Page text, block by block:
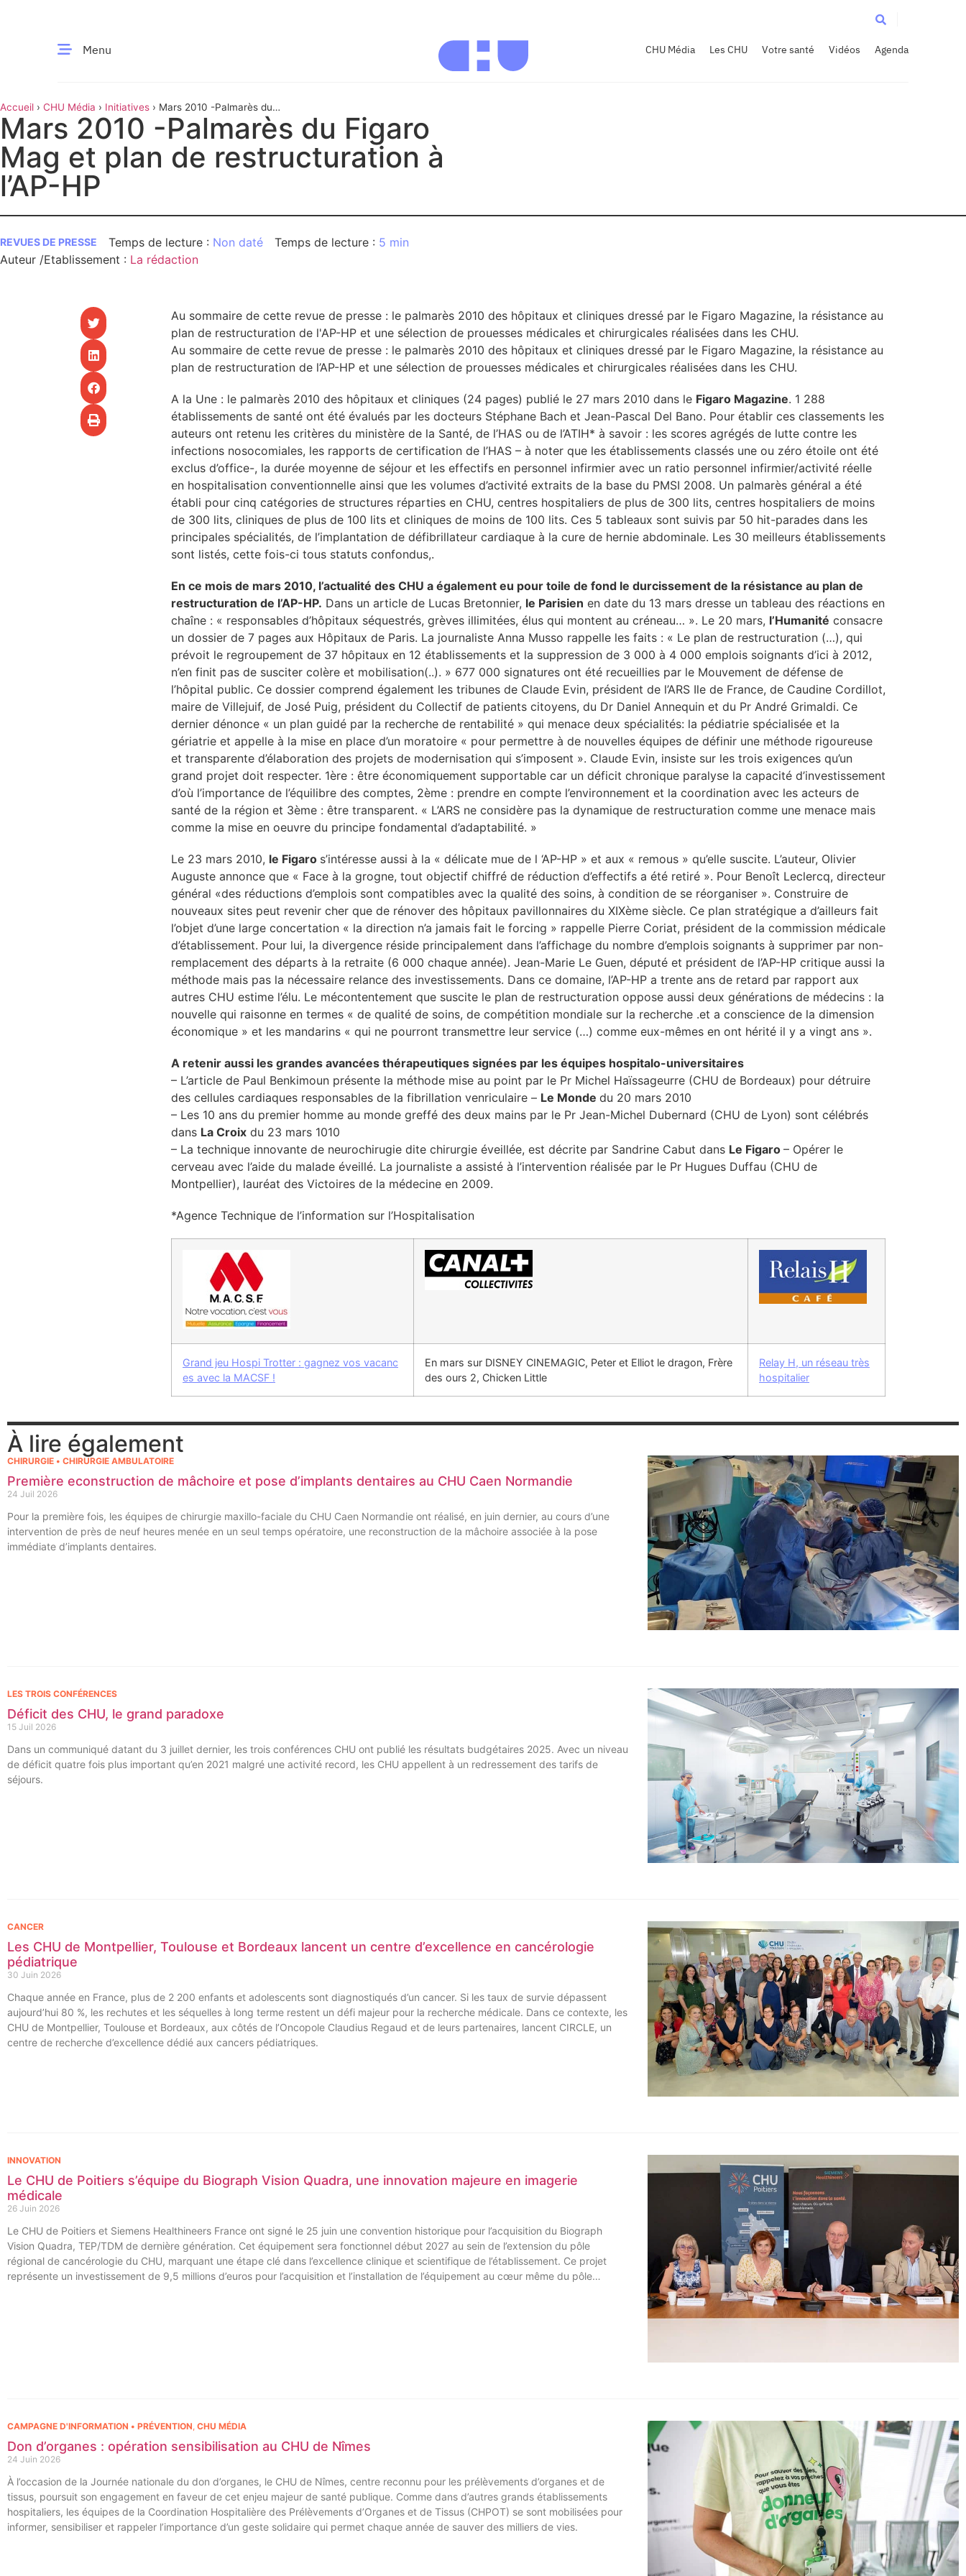
Menu CHU Média Les CHU Votre santé Vidéos Agenda
MOMENT
Innovation
& patrimoine Patient
nous
Accueil › CHU Média › Initiatives › Mars 2010 -Palmarès du
Figaro Mag et plan de restructuration à l’AP-HP
Mars 2010 -Palmarès du Figaro
Mag et plan de restructuration à
l’AP-HP
REVUES DE PRESSE Non daté
5 min
Auteur /Etablissement : La rédaction
Au sommaire de cette revue de presse : le palmarès 2010 des hôpitaux et cliniques dressé par le Figaro Magazine, la résistance au
plan de restructuration de l'AP-HP et une sélection de prouesses médicales et chirurgicales réalisées dans les CHU.
Au sommaire de cette revue de presse : le palmarès 2010 des hôpitaux et cliniques dressé par le Figaro Magazine, la résistance au
plan de restructuration de l’AP-HP et une sélection de prouesses médicales et chirurgicales réalisées dans les CHU.
A la Une : le palmarès 2010 des hôpitaux et cliniques (24 pages) publié le 27 mars 2010 dans le Figaro Magazine. 1 288
établissements de santé ont été évalués par les docteurs Stéphane Bach et Jean-Pascal Del Bano. Pour établir ces classements les
auteurs ont retenu les critères du ministère de la Santé, de l’HAS ou de l’ATIH* à savoir : les scores agrégés de lutte contre les
infections nosocomiales, les rapports de certification de l’HAS – à noter que les établissements classés une ou zéro étoile ont été
exclus d’office-, la durée moyenne de séjour et les effectifs en personnel infirmier avec un ratio personnel infirmier/activité réelle
en hospitalisation conventionnelle ainsi que les volumes d’activité extraits de la base du PMSI 2008. Un palmarès général a été
établi pour cinq catégories de structures réparties en CHU, centres hospitaliers de plus de 300 lits, centres hospitaliers de moins
de 300 lits, cliniques de plus de 100 lits et cliniques de moins de 100 lits. Ces 5 tableaux sont suivis par 50 hit-parades dans les
principales spécialités, de l’implantation de défibrillateur cardiaque à la cure de hernie abdominale. Les 30 meilleurs établissements
sont listés, cette fois-ci tous statuts confondus,.
En ce mois de mars 2010, l’actualité des CHU a également eu pour toile de fond le durcissement de la résistance au plan de
restructuration de l’AP-HP. Dans un article de Lucas Bretonnier, le Parisien en date du 13 mars dresse un tableau des réactions en
chaîne : « responsables d’hôpitaux séquestrés, grèves illimitées, élus qui montent au créneau… ». Le 20 mars, l’Humanité consacre
un dossier de 7 pages aux Hôpitaux de Paris. La journaliste Anna Musso rappelle les faits : « Le plan de restructuration (…), qui
prévoit le regroupement de 37 hôpitaux en 12 établissements et la suppression de 3 000 à 4 000 emplois soignants d’ici à 2012,
n’en finit pas de susciter colère et mobilisation(..). » 677 000 signatures ont été recueillies par le Mouvement de défense de
l’hôpital public. Ce dossier comprend également les tribunes de Claude Evin, président de l’ARS Ile de France, de Caudine Cordillot,
maire de Villejuif, de José Puig, président du Collectif de patients citoyens, du Dr Daniel Annequin et du Pr André Grimaldi. Ce
dernier dénonce « un plan guidé par la recherche de rentabilité » qui menace deux spécialités: la pédiatrie spécialisée et la
gériatrie et appelle à la mise en place d’un moratoire « pour permettre à de nouvelles équipes de définir une méthode rigoureuse
et transparente d’élaboration des projets de modernisation qui s’imposent ». Claude Evin, insiste sur les trois exigences qu’un
grand projet doit respecter. 1ère : être économiquement supportable car un déficit chronique paralyse la capacité d’investissement
d’où l’importance de l’équilibre des comptes, 2ème : prendre en compte l’environnement et la coordination avec les acteurs de
santé de la région et 3ème : être transparent. « L’ARS ne considère pas la dynamique de restructuration comme une menace mais
comme la mise en oeuvre du principe fondamental d’adaptabilité. »
Le 23 mars 2010, le Figaro s’intéresse aussi à la « délicate mue de l ‘AP-HP » et aux « remous » qu’elle suscite. L’auteur, Olivier
Auguste annonce que « Face à la grogne, tout objectif chiffré de réduction d’effectifs a été retiré ». Pour Benoît Leclercq, directeur
général «des réductions d’emplois sont compatibles avec la qualité des soins, à condition de se réorganiser ». Construire de
nouveaux sites peut revenir cher que de rénover des hôpitaux pavillonnaires du XIXème siècle. Ce plan stratégique a d’ailleurs fait
l’objet d’une large concertation « la direction n’a jamais fait le forcing » rappelle Pierre Coriat, président de la commission médicale
d’établissement. Pour lui, la divergence réside principalement dans l’affichage du nombre d’emplois soignants à supprimer par non-
remplacement des départs à la retraite (6 000 chaque année). Jean-Marie Le Guen, député et président de l’AP-HP critique aussi la
méthode mais pas la nécessaire relance des investissements. Dans ce domaine, l’AP-HP a trente ans de retard par rapport aux
autres CHU estime l’élu. Le mécontentement que suscite le plan de restructuration oppose aussi deux générations de médecins : la
nouvelle qui raisonne en termes « de qualité de soins, de compétition mondiale sur la recherche .et a conscience de la dimension
économique » et les mandarins « qui ne pourront transmettre leur service (…) comme eux-mêmes en ont hérité il y a vingt ans ».
A retenir aussi les grandes avancées thérapeutiques signées par les équipes hospitalo-universitaires
– L’article de Paul Benkimoun présente la méthode mise au point par le Pr Michel Haïssageurre (CHU de Bordeaux) pour détruire
des cellules cardiaques responsables de la fibrillation venriculaire – Le Monde du 20 mars 2010
– Les 10 ans du premier homme au monde greffé des deux mains par le Pr Jean-Michel Dubernard (CHU de Lyon) sont célébrés
dans La Croix du 23 mars 1010
– La technique innovante de neurochirugie dite chirurgie éveillée, est décrite par Sandrine Cabut dans Le Figaro – Opérer le
cerveau avec l’aide du malade éveillé. La journaliste a assisté à l’intervention réalisée par le Pr Hugues Duffau (CHU de
Montpellier), lauréat des Victoires de la médecine en 2009.
*Agence Technique de l’information sur l’Hospitalisation
Grand jeu Hospi Trotter : gagnez vos vacanc
es avec la MACSF !
En mars sur DISNEY CINEMAGIC, Peter et Elliot le dragon, Frère
des ours 2, Chicken Little
Relay H, un réseau très
hospitalier
À lire également
Première econstruction de mâchoire et pose d’implants dentaires au CHU Caen Normandie
24 Juil 2026
CHIRURGIE • CHIRURGIE AMBULATOIRE
Pour la première fois, les équipes de chirurgie maxillo-faciale du CHU Caen Normandie ont réalisé, en juin dernier, au cours d’une
intervention de près de neuf heures menée en un seul temps opératoire, une reconstruction de la mâchoire associée à la pose
immédiate d’implants dentaires.
Déficit des CHU, le grand paradoxe
15 Juil 2026
LES TROIS CONFÉRENCES
Dans un communiqué datant du 3 juillet dernier, les trois conférences CHU ont publié les résultats budgétaires 2025. Avec un niveau
de déficit quatre fois plus important qu’en 2021 malgré une activité record, les CHU appellent à un redressement des tarifs de
séjours.
Les CHU de Montpellier, Toulouse et Bordeaux lancent un centre d’excellence en cancérologie
pédiatrique
30 Juin 2026
CANCER
Chaque année en France, plus de 2 200 enfants et adolescents sont diagnostiqués d’un cancer. Si les taux de survie dépassent
aujourd’hui 80 %, les rechutes et les séquelles à long terme restent un défi majeur pour la recherche médicale. Dans ce contexte, les
CHU de Montpellier, Toulouse et Bordeaux, aux côtés de l’Oncopole Claudius Regaud et de leurs partenaires, lancent CIRCLE, un
centre de recherche d’excellence dédié aux cancers pédiatriques.
Le CHU de Poitiers s’équipe du Biograph Vision Quadra, une innovation majeure en imagerie
médicale
26 Juin 2026
INNOVATION
Le CHU de Poitiers et Siemens Healthineers France ont signé le 25 juin une convention historique pour l’acquisition du Biograph
Vision Quadra, TEP/TDM de dernière génération. Cet équipement sera fonctionnel début 2027 au sein de l’extension du pôle
régional de cancérologie du CHU, marquant une étape clé dans l’excellence clinique et scientifique de l’établissement. Ce projet
représente un investissement de 9,5 millions d’euros pour l’acquisition et l’installation de l’équipement au cœur même du pôle
Don d’organes : opération sensibilisation au CHU de Nîmes
24 Juin 2026
CAMPAGNE D'INFORMATION • PRÉVENTION CHU MÉDIA
À l’occasion de la Journée nationale du don d’organes, le CHU de Nîmes, centre reconnu pour les prélèvements d’organes et de
tissus, poursuit son engagement en faveur de cet enjeu majeur de santé publique. Comme dans d’autres grands établissements
hospitaliers, les équipes de la Coordination Hospitalière des Prélèvements d’Organes et de Tissus (CHPOT) se sont mobilisées pour
informer, sensibiliser et rappeler l’importance d’un geste solidaire qui permet chaque année de sauver des milliers de vies.